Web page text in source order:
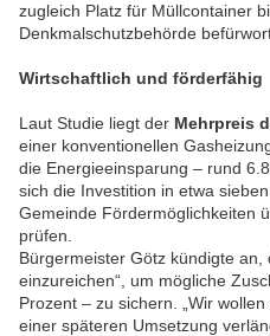
zugleich Platz für Müllcontainer
Denkmalschutzbehörde
Wirtschaftlich und förderfähig
Laut Studie liegt der Mehrpreis
einer konventionellen
die Energieeinsparung – rund
sich die Investition in etwa
Gemeinde Fördermöglichkeiten
prüfen.
Bürgermeister Götz kündigte an,
einzureichen“, um mögliche
Prozent – zu sichern. „Wir
einer späteren Umsetzung